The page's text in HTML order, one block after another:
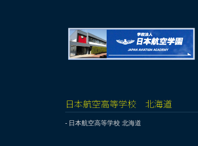
日本航空高等学校 北海道
日本航空高等学校 北海道